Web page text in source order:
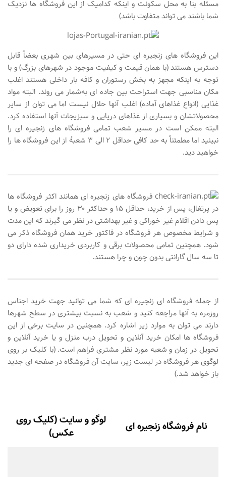
مسئله بنا به محل سکونت و اینکه کدامیک از این فروشگاه ها نزدیک
شما باشند می تواند متفاوت باشد)
این فروشگاه های زنجیره ای حتی در مسیرهای بین شهری بعضاً قابل
دسترس هستند (با همان قیمت و کیفیت موجود در شهرهای بزرگ) و با
توجه به اینکه مجهز به بخش رستوران و کافه بار داخلی هستند اغلب
مکان مناسبی جهت استراحت بین جاده ای به‌شمار می روند. البته مواد
غذایی (انواع غذاهای آماده) اغلب آنها حلال نیست اما می توان از سایر
محصولاتشان و بسیاری از غذاهای دریایی و سبزیجات آنها استفاده کرد.
البته ممکن است در مسیر شعب تمامی فروشگاه های زنجیره ای را
نبینید اما مطمئناً به حد کافی حداقل ۲ الی ۳ شعبۀ از این فروشگاه ها را
خواهید دید.
فروشگاه های زنجیره ای همانند اکثر فروشگاه ها
در پرتغال، پس از خرید، حداقل ۱۵ و حداکثر ۳۰ روز را برای تعویض و یا
پس دادن اقلام غیر خوراکی و غیر بهداشتی در نظر می گیرند که این مدت
و شرایط مخصوص هر فروشگاه در فاکتور خرید همان فروشگاه ذکر می
شود. همچنین تمامی محصولات برقی و کاربردی خریداری شده دارای دو
تا سه سال گارانتی بدون چون و چرا هستند.
از جمله فروشگاه ای زنجیره ای که شما می توانید جهت خرید اجناس
روزمره به آنها مراجعه کنید و شعب به نسبت بیشتری در سطح شهرها
دارند می توان به موارد زیر اشاره کرد. همچنین در سایت برخی از این
فروشگاه ها امکان خرید آنلاین و تحویل درب منزل و یا خرید آنلاین و
تحویل در زمان و شعبه مورد نظر مشتری فراهم است. (با کلیک بر روی
لوگوی هر فروشگاه در لیست زیر، سایت آن فروشگاه در صفحه ای جدید
باز خواهد شد.)
نام فروشگاه زنجیره ای
لوگو و سایت (کلیک روی
عکس)